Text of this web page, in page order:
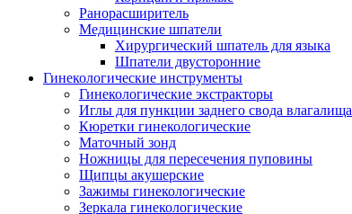
Ранорасширитель
Медицинские шпатели
Хирургический шпатель для языка
Шпатели двусторонние
Гинекологические инструменты
Гинекологические экстракторы
Иглы для пункции заднего свода влагалища
Кюретки гинекологические
Маточный зонд
Ножницы для пересечения пуповины
Щипцы акушерские
Зажимы гинекологические
Зеркала гинекологические